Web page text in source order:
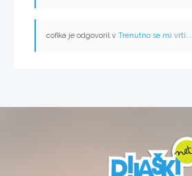
cofika je odgovoril v Trenutno se mi vrti...